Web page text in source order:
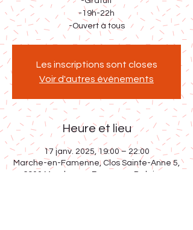
-19h-22h
-Ouvert à tous
Les inscriptions sont closes
Voir d'autres événements
Heure et lieu
17 janv. 2025, 19:00 – 22:00
Marche-en-Famenne, Clos Sainte-Anne 5,
6900 Marche-en-Famenne, Belgique